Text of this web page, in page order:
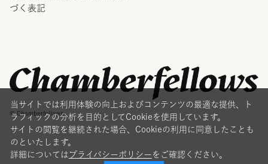
づく表記
© Chamberfellows
当サイトでは利用体験の向上およびコンテンツの最適な提供、ト
ラフィックの分析を目的としてCookieを使用しています。
サイトの閲覧を継続された場合、Cookieの利用に同意したことも
のといたします。
詳細については プライバシーポリシー をご確認ください。